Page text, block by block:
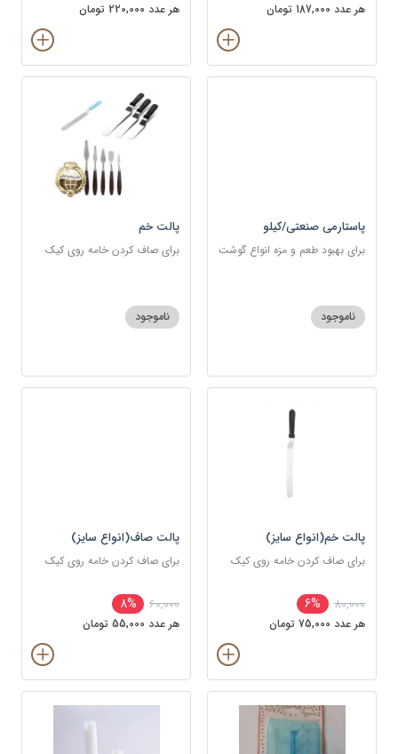
هر عدد 187,000 تومان هر عدد 220,000 تومان
پاستارمی صنعتی/کیلو
برای بهبود طعم و مزه انواع گوشت
ناموجود
پالت خم
برای صاف کردن خامه روی کیک
ناموجود
پالت خم(انواع سایز)
برای صاف کردن خامه روی کیک
80,000
6%
هر عدد 75,000 تومان
پالت صاف(انواع سایز)
برای صاف کردن خامه روی کیک
60,000
8%
هر عدد 55,000 تومان